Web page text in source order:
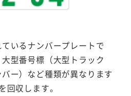
いるナンバープレートで
型番号標（大型トラック
ー）など種類が異なります
回収します。